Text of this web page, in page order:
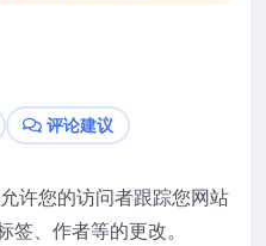
评论建议
许您的访问者跟踪您网站
、作者等的更改。